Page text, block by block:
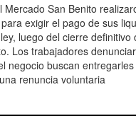
Mercado San Benito
exigir el pago de sus
luego del cierre definitivo
Los trabajadores
negocio buscan
renuncia voluntaria